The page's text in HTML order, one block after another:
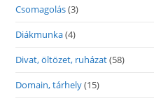
Csomagolás(3)
Diákmunka(4)
Divat, öltözet, ruházat(58)
Domain, tárhely(15)